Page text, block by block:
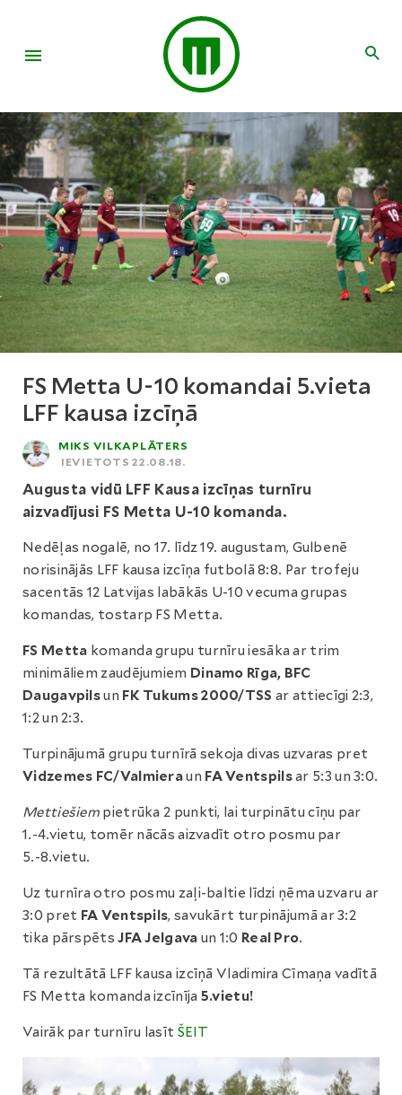
FS Metta U-10 komandai 5.vieta
LFF kausa izcīņā
MIKS VILKAPLĀTERS
IEVIETOTS 22.08.18.
Augusta vidū LFF Kausa izcīņas turnīru
aizvadījusi FS Metta U-10 komanda.
Nedēļas nogalē, no 17. līdz 19. augustam, Gulbenē
norisinājās LFF kausa izcīņa futbolā 8:8. Par trofeju
sacentās 12 Latvijas labākās U-10 vecuma grupas
komandas, tostarp FS Metta.
FS Metta komanda grupu turnīru iesāka ar trim
minimāliem zaudējumiem Dinamo Rīga, BFC
Daugavpilsun FK Tukums 2000/TSS ar attiecīgi 2:3,
1:2 un 2:3.
Turpinājumā grupu turnīrā sekoja divas uzvaras pret
Vidzemes FC/Valmieraun FA Ventspilsar 5:3 un 3:0.
Mettiešiem pietrūka 2 punkti, lai turpinātu cīņu par
1.-4.vietu, tomēr nācās aizvadīt otro posmu par
5.-8.vietu.
Uz turnīra otro posmu zaļi-baltie līdzi ņēma uzvaru ar
3:0 pret FA Ventspils, savukārt turpinājumā ar 3:2
tika pārspētsJFA Jelgava un 1:0 Real Pro.
Tā rezultātā LFF kausa izcīņā Vladimira Cīmaņa vadītā
FS Metta komanda izcīnīja 5.vietu!
Vairāk par turnīru lasīt ŠEIT